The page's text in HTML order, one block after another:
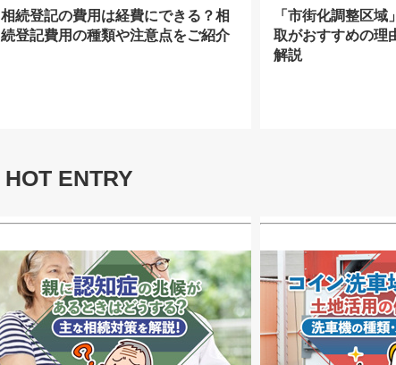
相続登記の費用は経費にできる？相
続登記費用の種類や注意点をご紹介
「市街化調整区
取がおすすめの理
解説
HOT ENTRY